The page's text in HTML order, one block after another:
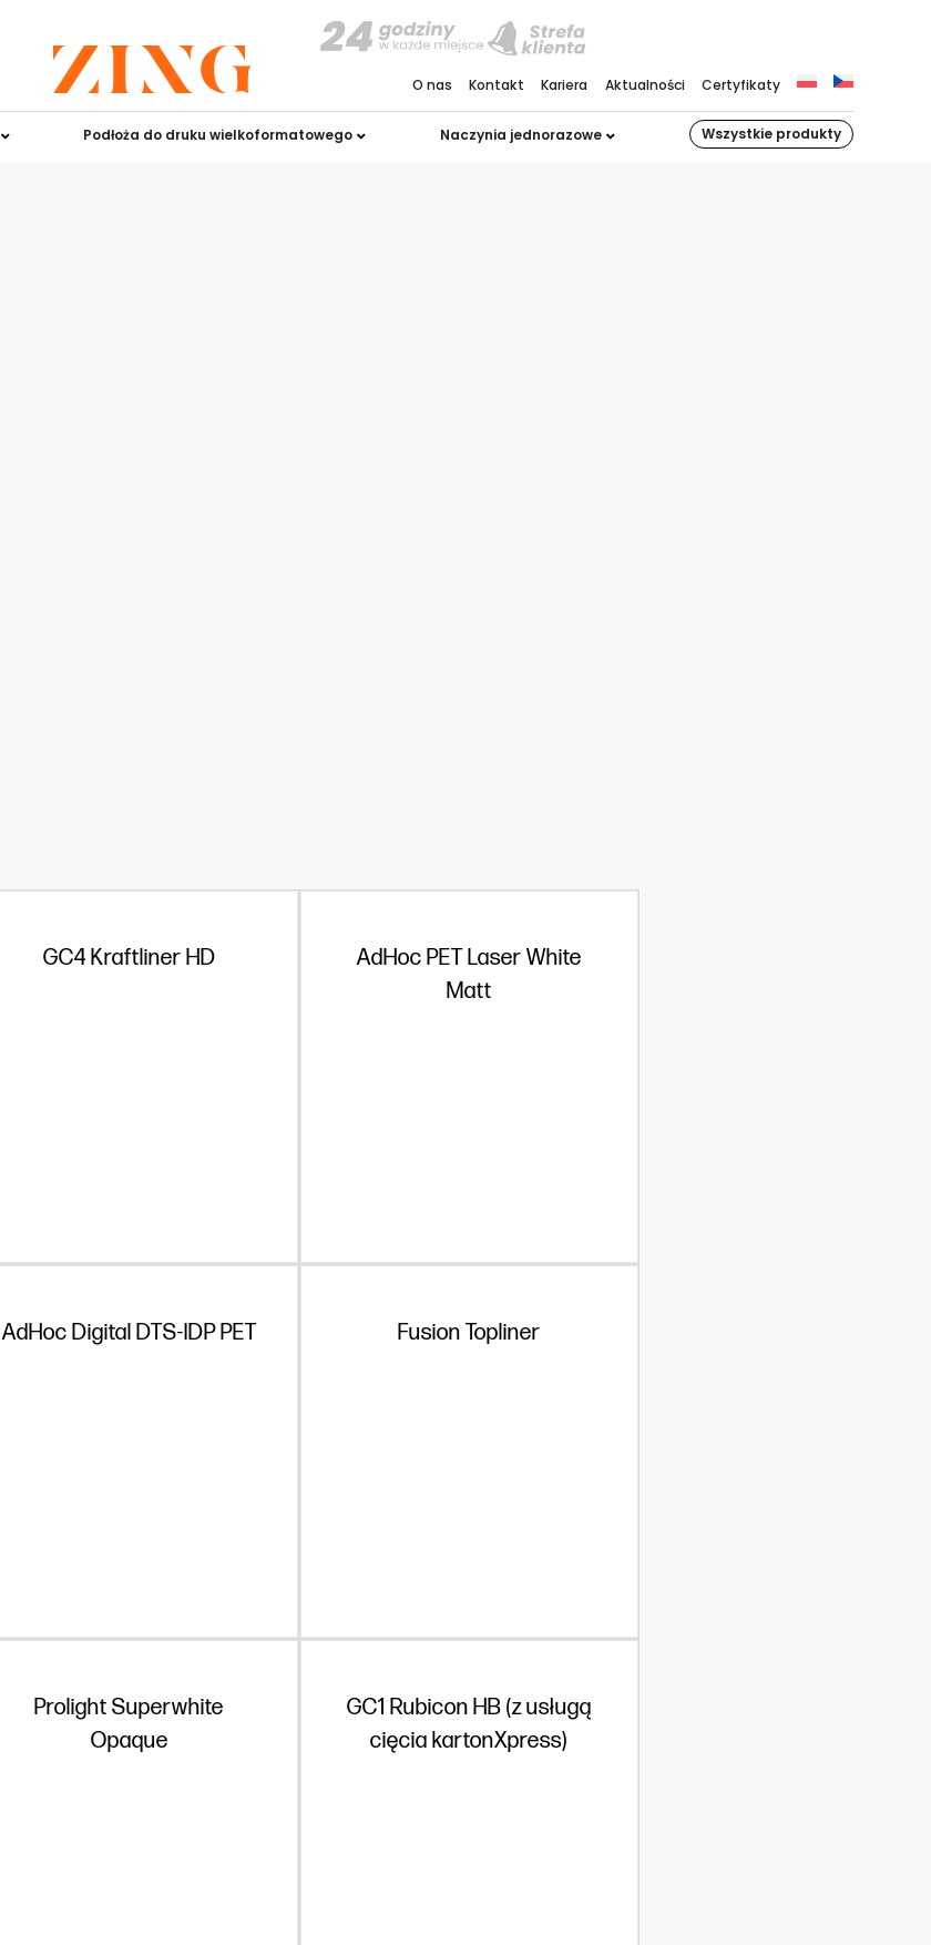
Podłoża do druku wielkoformatowego Naczynia jednorazowe Wszystkie produkty
O nas Kontakt Kariera Aktualności Certyfikaty
GC4 Kraftliner HD
AdHoc PET Laser White
Matt
AdHoc Digital DTS-IDP PET Fusion Topliner
Prolight Superwhite
Opaque
GC1 Rubicon HB (z usługą
cięcia kartonXpress)